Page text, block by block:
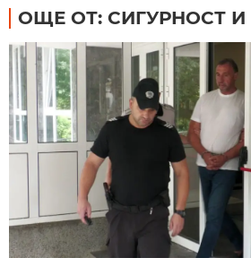
ОЩЕ ОТ: СИГУРНОСТ